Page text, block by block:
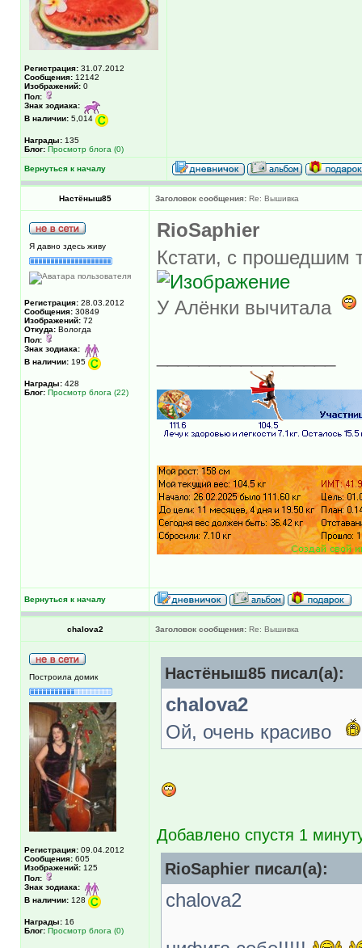
Регистрация: 31.07.2012
Сообщения: 12142
Изображений: 0
Пол:
Знак зодиака:
В наличии: 5,014
Награды: 135
Блог: Просмотр блога (0)
Вернуться к началу
Настёныш85 Заголовок сообщения: Re: Вышивка
Я давно здесь живу
Регистрация: 28.03.2012
Сообщения: 30849
Изображений: 72
Откуда: Вологда
Пол:
Знак зодиака:
В наличии: 195
Награды: 428
Блог: Просмотр блога (22)
RioSaphier
Кстати, с
У Алёнки вычитала
Вернуться к началу
chalova2 Заголовок сообщения: Re: Вышивка
Построила домик
Регистрация: 09.04.2012
Сообщения: 605
Изображений: 125
Пол:
Знак зодиака:
В наличии: 128
Награды: 16
Блог: Просмотр блога (0)
Настёныш85 писал(а):
chalova2
Ой, очень красиво
Добавлено спустя 1
RioSaphier писал(а):
chalova2